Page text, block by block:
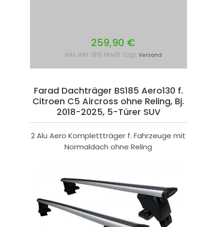
259,90 €
inkl. inkl. 19% MwSt. zzgl. Versand
Farad Dachträger BS185 Aero130 f.
Citroen C5 Aircross ohne Reling, Bj.
2018-2025, 5-Türer SUV
2 Alu Aero Komplettträger f. Fahrzeuge mit
Normaldach ohne Reling